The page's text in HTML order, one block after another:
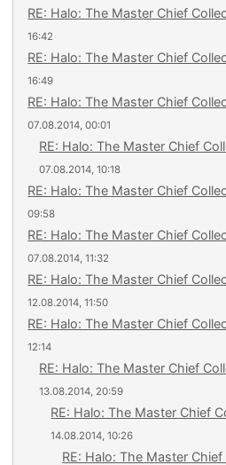
RE: Halo: The Master Chief
16:42
RE: Halo: The Master Chief
16:49
RE: Halo: The Master Chief
07.08.2014, 00:01
RE: Halo: The Master Chief
07.08.2014, 10:18
RE: Halo: The Master Chief
09:58
RE: Halo: The Master Chief
07.08.2014, 11:32
RE: Halo: The Master Chief
12.08.2014, 11:50
RE: Halo: The Master Chief
12:14
RE: Halo: The Master Chief
13.08.2014, 20:59
RE: Halo: The Master Chief
14.08.2014, 10:26
RE: Halo: The Master